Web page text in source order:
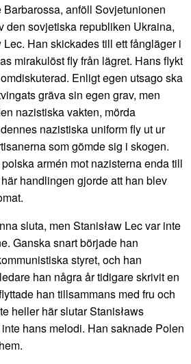
anföll Sovjetunionen
den sovjetiska republiken Ukraina,
Han skickades till ett fångläger i
mirakulöst fly från lägret. Hans flykt
Enligt egen utsago ska
gräva sin egen grav, men
nazistiska vakten, mörda
nazistiska uniform fly ut ur
som gömde sig i skogen.
armén mot nazisterna enda till
handlingen gjorde att han blev
sluta, men Stanisław Lec var inte
Ganska snart började han
styret, och han
han några år tidigare skrivit en
han tillsammans med fru och
heller här slutar Stanisławs
hans melodi. Han saknade Polen